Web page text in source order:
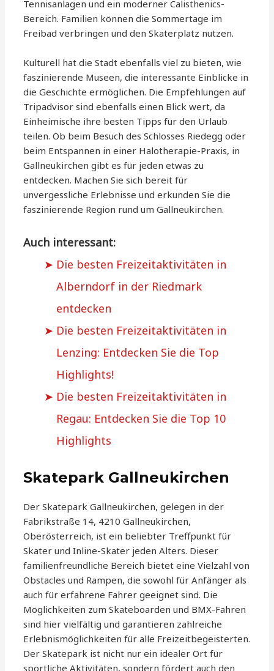
Tennisanlagen und ein moderner Calisthenics-
Bereich. Familien können die Sommertage im
Freibad verbringen und den Skaterplatz nutzen.
Kulturell hat die Stadt ebenfalls viel zu bieten, wie
faszinierende Museen, die interessante Einblicke in
die Geschichte ermöglichen. Die Empfehlungen auf
Tripadvisor sind ebenfalls einen Blick wert, da
Einheimische ihre besten Tipps für den Urlaub
teilen. Ob beim Besuch des Schlosses Riedegg oder
beim Entspannen in einer Halotherapie-Praxis, in
Gallneukirchen gibt es für jeden etwas zu
entdecken. Machen Sie sich bereit für
unvergessliche Erlebnisse und erkunden Sie die
faszinierende Region rund um Gallneukirchen.
Auch interessant:
Die besten Freizeitaktivitäten in
Alberndorf in der Riedmark
entdecken
Die besten Freizeitaktivitäten in
Lenzing: Entdecken Sie die Top
Highlights!
Die besten Freizeitaktivitäten in
Regau: Entdecken Sie die Top 10
Highlights
Skatepark Gallneukirchen
Der Skatepark Gallneukirchen, gelegen in der
Fabrikstraße 14, 4210 Gallneukirchen,
Oberösterreich, ist ein beliebter Treffpunkt für
Skater und Inline-Skater jeden Alters. Dieser
familienfreundliche Bereich bietet eine Vielzahl von
Obstacles und Rampen, die sowohl für Anfänger als
auch für erfahrene Fahrer geeignet sind. Die
Möglichkeiten zum Skateboarden und BMX-Fahren
sind hier vielfältig und garantieren zahlreiche
Erlebnismöglichkeiten für alle Freizeitbegeisterten.
Der Skatepark ist nicht nur ein idealer Ort für
sportliche Aktivitäten, sondern fördert auch den